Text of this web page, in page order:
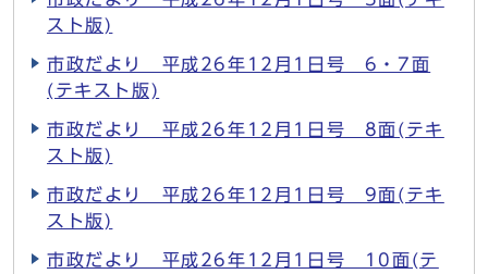
スト版)
市政だより 平成26年12月1日号 6・7面
(テキスト版)
市政だより 平成26年12月1日号 8面(テキ
スト版)
市政だより 平成26年12月1日号 9面(テキ
スト版)
市政だより 平成26年12月1日号 10面(テ